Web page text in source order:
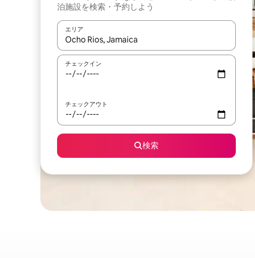
泊施設を検索・予約しよう
エリア
検索結果が表示されたら、上下の矢印キーを使って移動す
チェックイン
チェックアウト
検索